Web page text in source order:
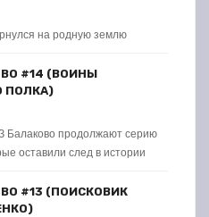
на родную землю
#14 (ВОИНЫ
ПОЛКА)
Балаково продолжают серию
оставили след в истории
#13 (ПОИСКОВИК